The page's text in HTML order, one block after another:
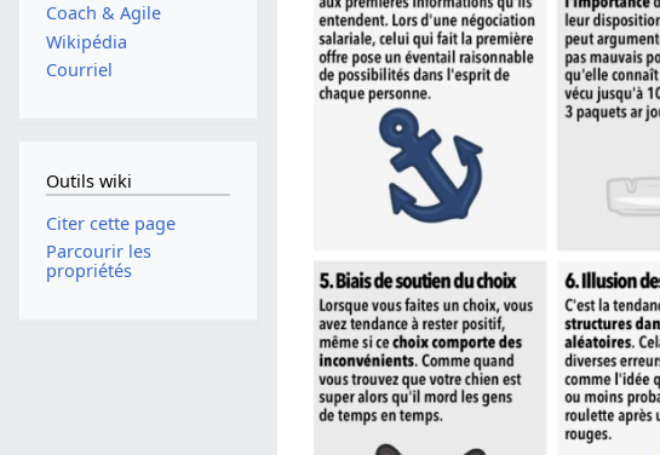
Coach & Agile
Wikipédia
Courriel
Outils wiki
Citer cette page
Parcourir les
propriétés